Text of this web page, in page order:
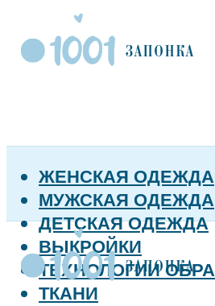
ЖЕНСКАЯ ОДЕЖДА
МУЖСКАЯ ОДЕЖДА
ДЕТСКАЯ ОДЕЖДА
ВЫКРОЙКИ
ТЕХНОЛОГИИ
ТКАНИ